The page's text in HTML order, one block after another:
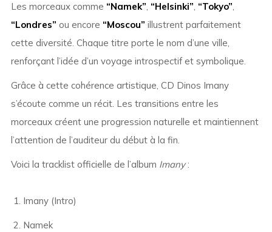
Les morceaux comme “Namek”, “Helsinki”, “Tokyo”,
“Londres” ou encore “Moscou” illustrent parfaitement
cette diversité. Chaque titre porte le nom d’une ville,
renforçant l’idée d’un voyage introspectif et symbolique.
Grâce à cette cohérence artistique, CD Dinos Imany
s’écoute comme un récit. Les transitions entre les
morceaux créent une progression naturelle et maintiennent
l’attention de l’auditeur du début à la fin.
Voici la tracklist officielle de l’album Imany:
Imany (Intro)
Namek